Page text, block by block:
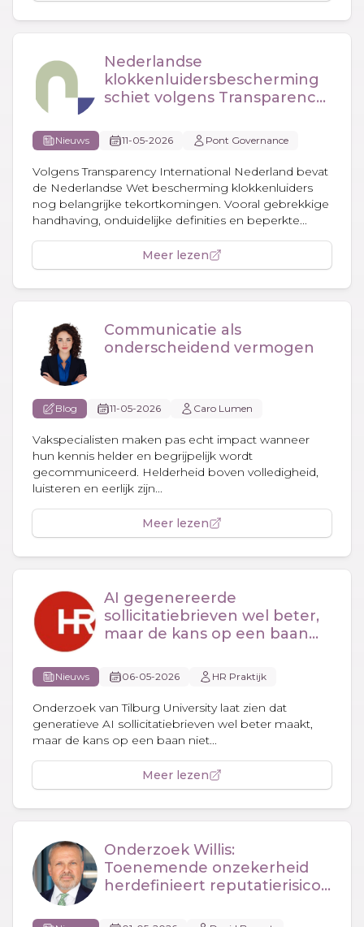
Nederlandse
klokkenluidersbescherming
schiet volgens Transparency
Nieuws 11-05-2026 Pont Governance
Volgens Transparency International Nederland bevat
de Nederlandse Wet bescherming klokkenluiders
nog belangrijke tekortkomingen. Vooral gebrekkige
handhaving, onduidelijke definities en beperkte...
Meer lezen
Communicatie als
onderscheidend vermogen
Blog 11-05-2026 Caro Lumen
Vakspecialisten maken pas echt impact wanneer
hun kennis helder en begrijpelijk wordt
gecommuniceerd. Helderheid boven volledigheid,
luisteren en eerlijk zijn...
Meer lezen
AI gegenereerde
sollicitatiebrieven wel beter,
maar de kans op een baan
Nieuws 06-05-2026 HR Praktijk
Onderzoek van Tilburg University laat zien dat
generatieve AI sollicitatiebrieven wel beter maakt,
maar de kans op een baan niet...
Meer lezen
Onderzoek Willis:
Toenemende onzekerheid
herdefinieert reputatierisico